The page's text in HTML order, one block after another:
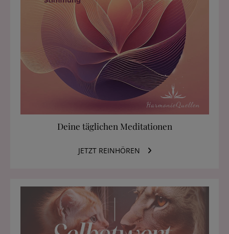
Deine täglichen Meditationen
JETZT REINHÖREN